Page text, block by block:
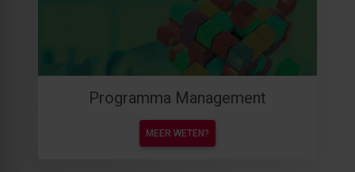
Programma Management
MEER WETEN?